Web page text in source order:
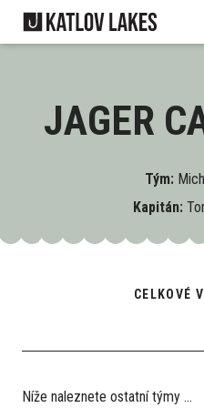
JAGER
Tým:
Kapitán:
CELKOVÉ
Níže naleznete ostatní týmy ...